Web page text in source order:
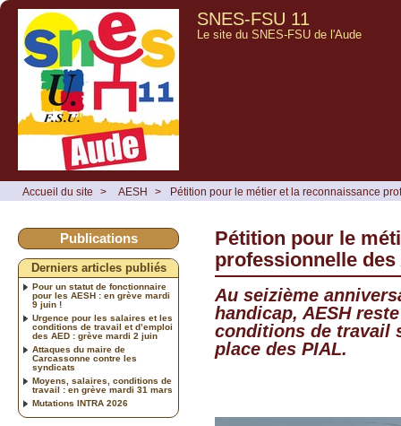
SNES-FSU 11
Le site du SNES-FSU de l'Aude
Accueil du site > AESH > Pétition pour le métier et la reconnaissance
Pétition pour le
professionnelle des
Au seizième
handicap, AESH
conditions de travail
place des PIAL.
Publications
Derniers articles publiés
Pour un statut de fonctionnaire
pour les AESH : en grève mardi
9 juin !
Urgence pour les salaires et les
conditions de travail et d’emploi
des AED : grève mardi 2 juin
Attaques du maire de
Carcassonne contre les
syndicats
Moyens, salaires, conditions de
travail : en grève mardi 31 mars
Mutations INTRA 2026